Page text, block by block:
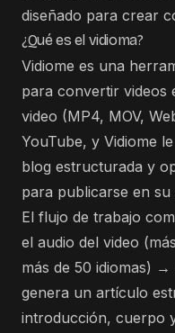
diseñado para crear
¿Qué es el vidioma?
Vidiome es una
para convertir videos
video (MP4, MOV,
YouTube, y Vidiome
blog estructurada y
para publicarse en su
El flujo de trabajo
el audio del video
más de 50 idiomas)
genera un artículo
introducción, cuerpo